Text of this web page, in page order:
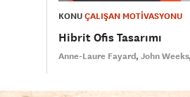
KONUÇALIŞAN MOTİVASYONU
Hibrit Ofis Tasarımı
Anne-Laure Fayard John Weeks